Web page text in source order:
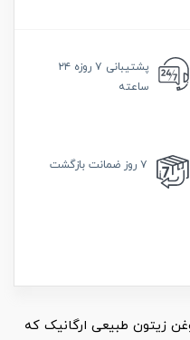
پشتیبانی
۷ روزه ۲۴
ساعته
۷ روز ضمانت بازگشت
زیتون طبیعی ارگانیک که